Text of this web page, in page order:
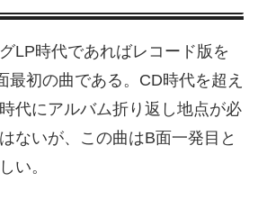
LP時代であればレコード版を
最初の曲である。CD時代を超え
代にアルバム折り返し地点が必
ないが、この曲はB面一発目と
い。